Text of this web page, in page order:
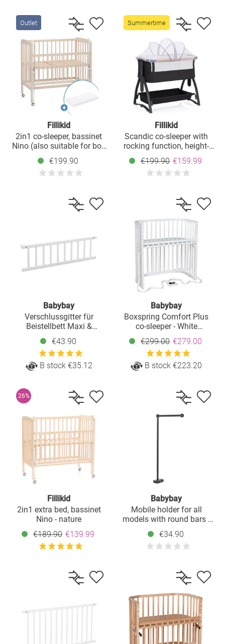
Outlet
Fillikid
2in1 co-sleeper, bassinet
Nino (also suitable for box
spring beds) incl. mattress
- champagne
€199.90
Summertime
Fillikid
Scandic co-sleeper with
rocking function, height-
adjustable incl. mattress,
inner cover & mosquito net
- gray melange
€199.90 €159.99
Babybay
Verschlussgitter für
Beistellbett Maxi &
Boxspring - Weiß lackiert
€43.90
B stock €35.12
Babybay
Boxspring Comfort Plus
co-sleeper - White
lacquered
€299.00 €279.00
B stock €223.20
26%
Fillikid
2in1 extra bed, bassinet
Nino - nature
€189.90 €139.99
Babybay
Mobile holder for all
models with round bars -
painted slate gray
€34.90